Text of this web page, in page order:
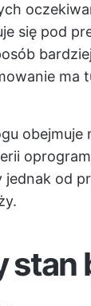
się pod
ma
obejmuje
jednak od
stan